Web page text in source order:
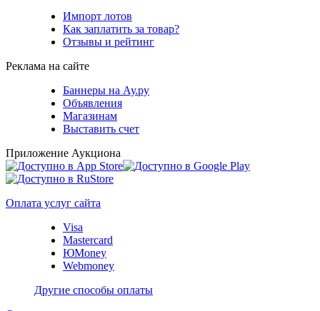
Импорт лотов
Как заплатить за товар?
Отзывы и рейтинг
Реклама на сайте
Баннеры на Ау.ру
Объявления
Магазинам
Выставить счет
Приложение Аукциона
Оплата услуг сайта
Visa
Mastercard
ЮMoney
Webmoney
Другие способы оплаты